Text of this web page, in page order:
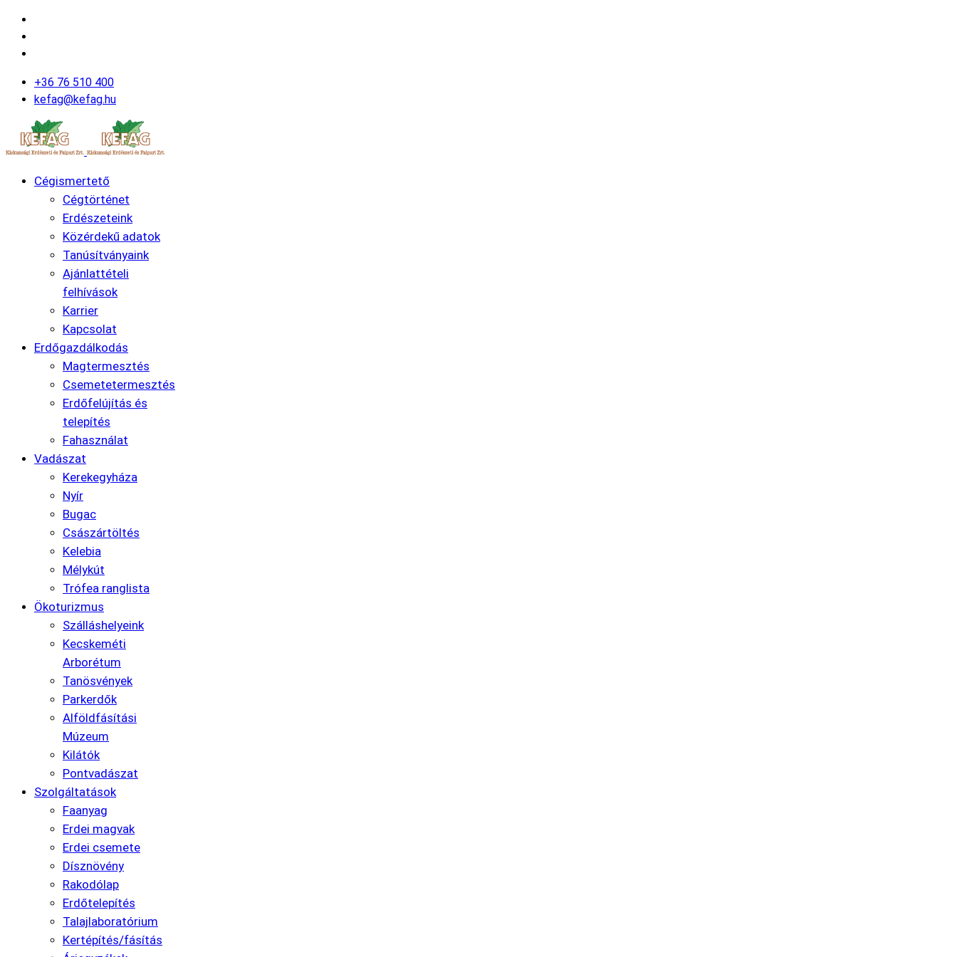
+36 76 510 400
kefag@kefag.hu
Cégismertető
Cégtörténet
Erdészeteink
Közérdekű adatok
Tanúsítványaink
Ajánlattételi
felhívások
Karrier
Kapcsolat
Erdőgazdálkodás
Magtermesztés
Csemetetermesztés
Erdőfelújítás és
telepítés
Fahasználat
Vadászat
Kerekegyháza
Nyír
Bugac
Császártöltés
Kelebia
Mélykút
Trófea ranglista
Ökoturizmus
Szálláshelyeink
Kecskeméti
Arborétum
Tanösvények
Parkerdők
Alföldfásítási
Múzeum
Kilátók
Pontvadászat
Szolgáltatások
Faanyag
Erdei magvak
Erdei csemete
Dísznövény
Rakodólap
Erdőtelepítés
Talajlaboratórium
Kertépítés/fásítás